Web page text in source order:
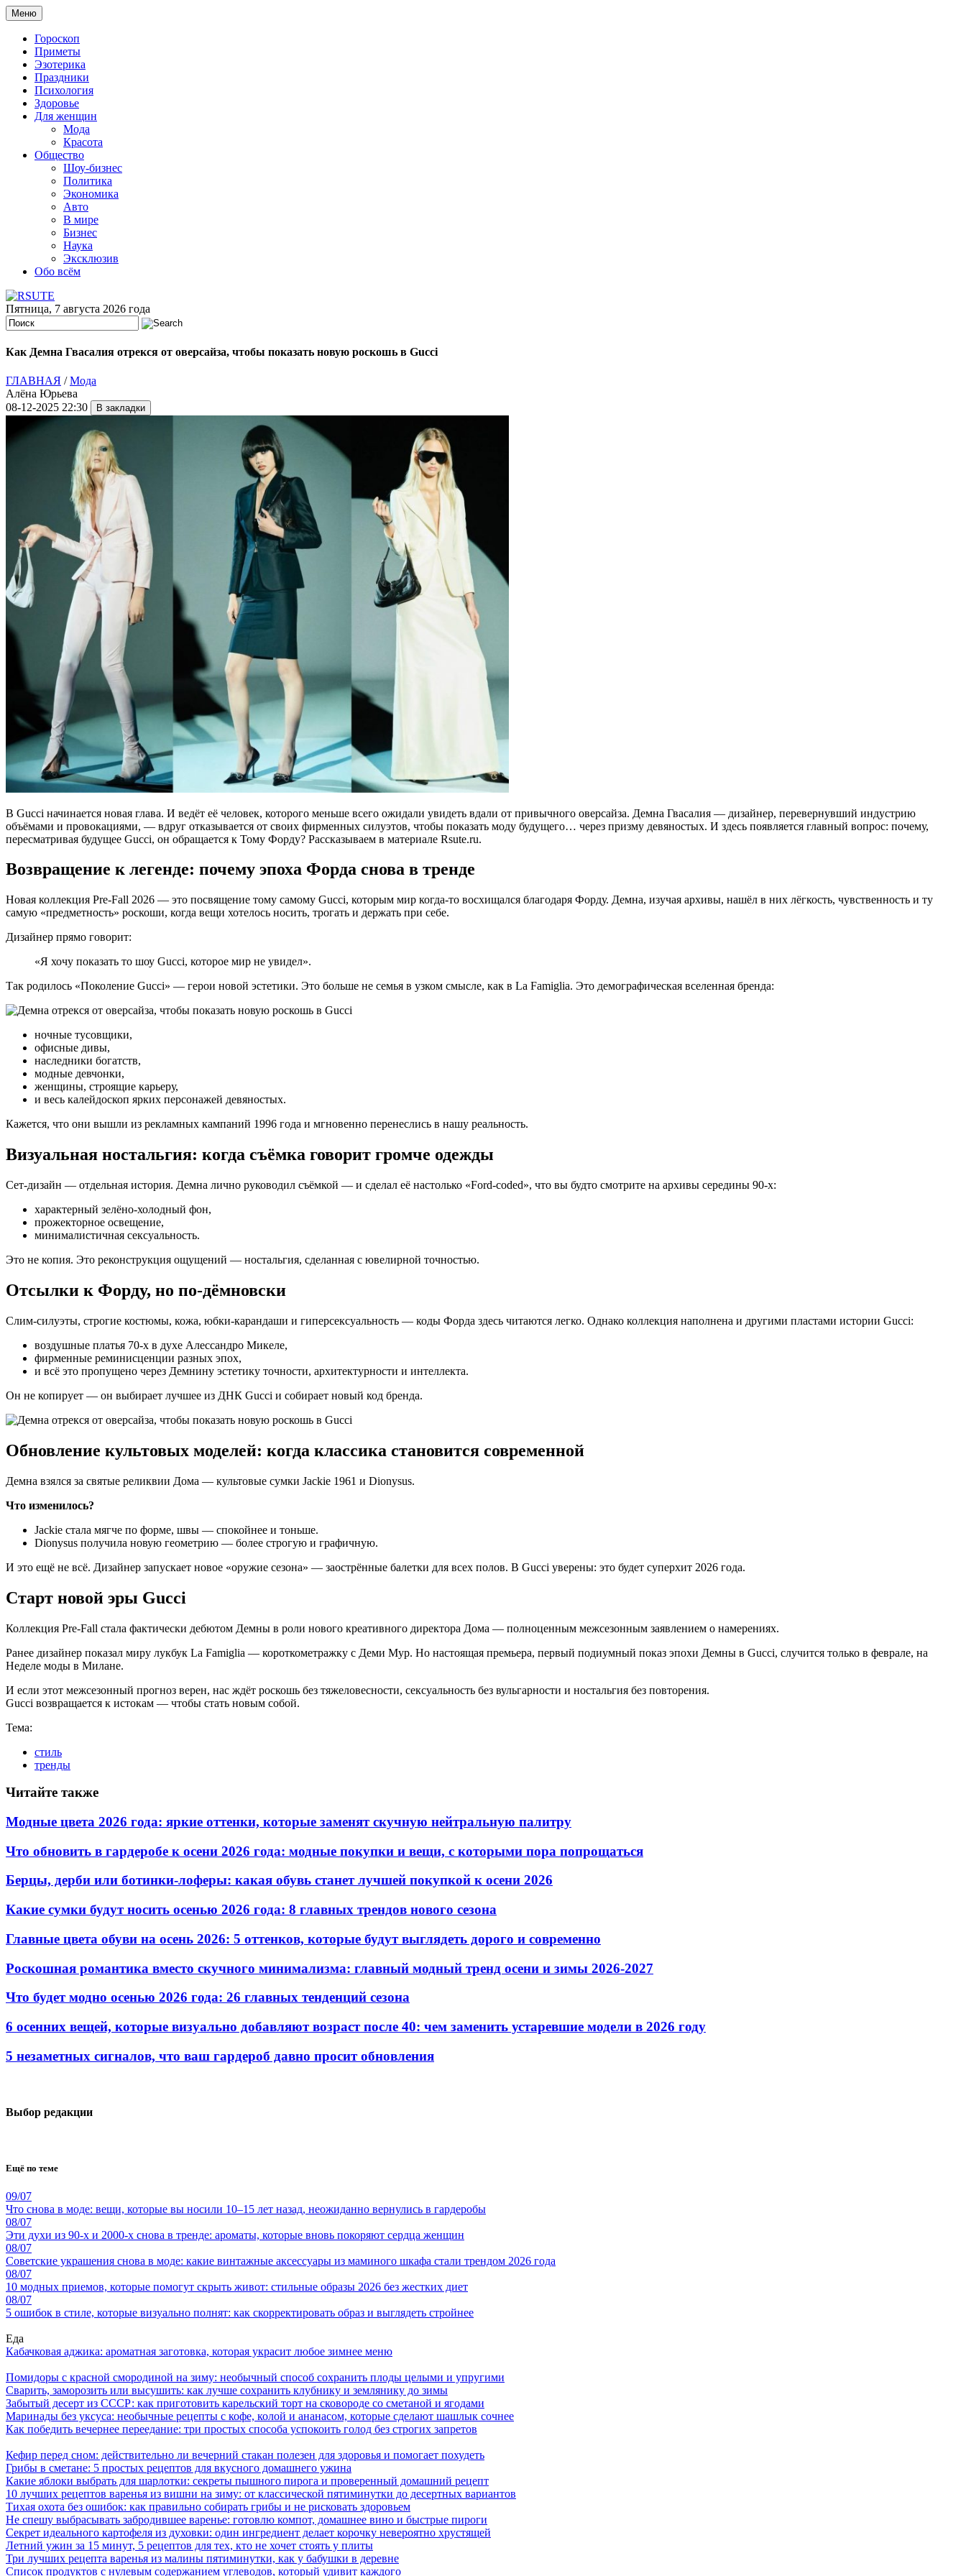
Меню
Гороскоп
Приметы
Эзотерика
Праздники
Психология
Здоровье
Для женщин
Мода
Красота
Общество
Шоу-бизнес
Политика
Экономика
Авто
В мире
Бизнес
Наука
Эксклюзив
Обо всём
Пятница, 7 августа 2026 года
Как Демна Гвасалия отрекся от оверсайза, чтобы показать новую роскошь в Gucci
ГЛАВНАЯ /Мода
Алёна Юрьева
08-12-2025 22:30
В Gucci начинается новая глава. И ведёт её человек, которого меньше всего ожидали увидеть вдали от привычного оверсайза. Демна Гвасалия — дизайнер, перевернувший индустрию
объёмами и провокациями, — вдруг отказывается от своих фирменных силуэтов, чтобы показать моду будущего… через призму девяностых. И здесь появляется главный вопрос: почему,
пересматривая будущее Gucci, он обращается к Томy Форду? Рассказываем в материале Rsute.ru.
Возвращение к легенде: почему эпоха Форда снова в тренде
Новая коллекция Pre-Fall 2026 — это посвящение тому самому Gucci, которым мир когда-то восхищался благодаря Форду. Демна, изучая архивы, нашёл в них лёгкость, чувственность и ту
самую «предметность» роскоши, когда вещи хотелось носить, трогать и держать при себе.
Дизайнер прямо говорит:
«Я хочу показать то шоу Gucci, которое мир не увидел».
Так родилось «Поколение Gucci» — герои новой эстетики. Это больше не семья в узком смысле, как в La Famiglia. Это демографическая вселенная бренда:
ночные тусовщики,
офисные дивы,
наследники богатств,
модные девчонки,
женщины, строящие карьеру,
и весь калейдоскоп ярких персонажей девяностых.
Кажется, что они вышли из рекламных кампаний 1996 года и мгновенно перенеслись в нашу реальность.
Визуальная ностальгия: когда съёмка говорит громче одежды
Сет-дизайн — отдельная история. Демна лично руководил съёмкой — и сделал её настолько «Ford-coded», что вы будто смотрите на архивы середины 90-х:
характерный зелёно-холодный фон,
прожекторное освещение,
минималистичная сексуальность.
Это не копия. Это реконструкция ощущений — ностальгия, сделанная с ювелирной точностью.
Отсылки к Форду, но по-дёмновски
Слим-силуэты, строгие костюмы, кожа, юбки-карандаши и гиперсексуальность — коды Форда здесь читаются легко. Однако коллекция наполнена и другими пластами истории Gucci:
воздушные платья 70-х в духе Алессандро Микеле,
фирменные реминисценции разных эпох,
и всё это пропущено через Дeмнину эстетику точности, архитектурности и интеллекта.
Он не копирует — он выбирает лучшее из ДНК Gucci и собирает новый код бренда.
Обновление культовых моделей: когда классика становится современной
Демна взялся за святые реликвии Дома — культовые сумки Jackie 1961 и Dionysus.
Что изменилось?
Jackie стала мягче по форме, швы — спокойнее и тоньше.
Dionysus получила новую геометрию — более строгую и графичную.
И это ещё не всё. Дизайнер запускает новое «оружие сезона» — заострённые балетки для всех полов. В Gucci уверены: это будет суперхит 2026 года.
Старт новой эры Gucci
Коллекция Pre-Fall стала фактически дебютом Демны в роли нового креативного директора Дома — полноценным межсезонным заявлением о намерениях.
Ранее дизайнер показал миру лукбук La Famiglia — короткометражку с Деми Мур. Но настоящая премьера, первый подиумный показ эпохи Демны в Gucci, случится только в феврале, на
Неделе моды в Милане.
И если этот межсезонный прогноз верен, нас ждёт роскошь без тяжеловесности, сексуальность без вульгарности и ностальгия без повторения.
Gucci возвращается к истокам — чтобы стать новым собой.
Тема:
стиль
тренды
Читайте также
Модные цвета 2026 года: яркие оттенки, которые заменят скучную нейтральную палитру
Что обновить в гардеробе к осени 2026 года: модные покупки и вещи, с которыми пора попрощаться
Берцы, дерби или ботинки-лоферы: какая обувь станет лучшей покупкой к осени 2026
Какие сумки будут носить осенью 2026 года: 8 главных трендов нового сезона
Главные цвета обуви на осень 2026: 5 оттенков, которые будут выглядеть дорого и современно
Роскошная романтика вместо скучного минимализма: главный модный тренд осени и зимы 2026-2027
Что будет модно осенью 2026 года: 26 главных тенденций сезона
6 осенних вещей, которые визуально добавляют возраст после 40: чем заменить устаревшие модели в 2026 году
5 незаметных сигналов, что ваш гардероб давно просит обновления
Выбор редакции
Ещё по теме
09/07
Что снова в моде: вещи, которые вы носили 10–15 лет назад, неожиданно вернулись в гардеробы
08/07
Эти духи из 90-х и 2000-х снова в тренде: ароматы, которые вновь покоряют сердца женщин
08/07
Советские украшения снова в моде: какие винтажные аксессуары из маминого шкафа стали трендом 2026 года
08/07
10 модных приемов, которые помогут скрыть живот: стильные образы 2026 без жестких диет
08/07
5 ошибок в стиле, которые визуально полнят: как скорректировать образ и выглядеть стройнее
Еда
Кабачковая аджика: ароматная заготовка, которая украсит любое зимнее меню
Помидоры с красной смородиной на зиму: необычный способ сохранить плоды целыми и упругими
Сварить, заморозить или высушить: как лучше сохранить клубнику и землянику до зимы
Забытый десерт из СССР: как приготовить карельский торт на сковороде со сметаной и ягодами
Маринады без уксуса: необычные рецепты с кофе, колой и ананасом, которые сделают шашлык сочнее
Как победить вечернее переедание: три простых способа успокоить голод без строгих запретов
Кефир перед сном: действительно ли вечерний стакан полезен для здоровья и помогает похудеть
Грибы в сметане: 5 простых рецептов для вкусного домашнего ужина
Какие яблоки выбрать для шарлотки: секреты пышного пирога и проверенный домашний рецепт
10 лучших рецептов варенья из вишни на зиму: от классической пятиминутки до десертных вариантов
Тихая охота без ошибок: как правильно собирать грибы и не рисковать здоровьем
Не спешу выбрасывать забродившее варенье: готовлю компот, домашнее вино и быстрые пироги
Секрет идеального картофеля из духовки: один ингредиент делает корочку невероятно хрустящей
Летний ужин за 15 минут, 5 рецептов для тех, кто не хочет стоять у плиты
Три лучших рецепта варенья из малины пятиминутки, как у бабушки в деревне
Список продуктов с нулевым содержанием углеводов, который удивит каждого